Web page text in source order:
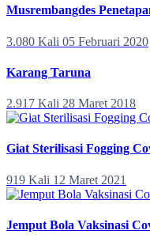
Musrembangdes
3.080 Kali 05 Februari 2020
Karang Taruna
2.917 Kali 28 Maret 2018
Giat Sterilisasi Fogging
919 Kali 12 Maret 2021
Jemput Bola Vaksinasi